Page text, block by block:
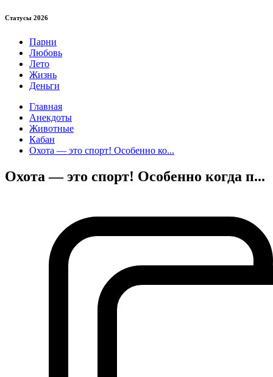
Статуcы 2026
Парни
Любовь
Лето
Жизнь
Деньги
Главная
Анекдоты
Животные
Кабан
Охота — это спорт! Особенно ко...
Охота — это спорт! Особенно когда п...